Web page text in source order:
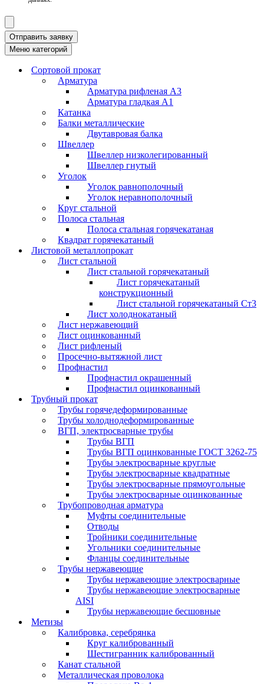
Отправить заявку
Меню категорий
Сортовой прокат
Арматура
Арматура рифленая А3
Арматура гладкая А1
Катанка
Балки металлические
Двутавровая балка
Швеллер
Швеллер низколегированный
Швеллер гнутый
Уголок
Уголок равнополочный
Уголок неравнополочный
Круг стальной
Полоса стальная
Полоса стальная горячекатаная
Квадрат горячекатаный
Листовой металлопрокат
Лист стальной
Лист стальной горячекатаный
Лист горячекатаный
конструкционный
Лист стальной горячекатаный Ст3
Лист холоднокатаный
Лист нержавеющий
Лист оцинкованный
Лист рифленый
Просечно-вытяжной лист
Профнастил
Профнастил окрашенный
Профнастил оцинкованный
Трубный прокат
Трубы горячедеформированные
Трубы холоднодеформированные
ВГП, электросварные трубы
Трубы ВГП
Трубы ВГП оцинкованные ГОСТ 3262-75
Трубы электросварные круглые
Трубы электросварные квадратные
Трубы электросварные прямоугольные
Трубы электросварные оцинкованные
Трубопроводная арматура
Муфты соединительные
Отводы
Тройники соединительные
Угольники соединительные
Фланцы соединительные
Трубы нержавеющие
Трубы нержавеющие электросварные
Трубы нержавеющие электросварные
AISI
Трубы нержавеющие бесшовные
Метизы
Калибровка, серебрянка
Круг калиброванный
Шестигранник калиброванный
Канат стальной
Металлическая проволока